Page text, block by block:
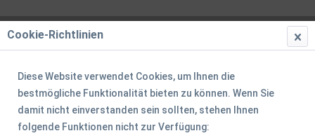
Cookie-Richtlinien
Diese Website verwendet Cookies, um Ihnen die
bestmögliche Funktionalität bieten zu können. Wenn Sie
damit nicht einverstanden sein sollten, stehen Ihnen
folgende Funktionen nicht zur Verfügung: